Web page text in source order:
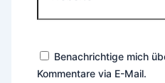
Benachrichtige mich
Kommentare via E-Mail.